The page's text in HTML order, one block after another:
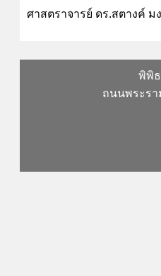
ศาสตราจารย์ ดร.สตางค์ ม
พิพิ
ถนนพระรา